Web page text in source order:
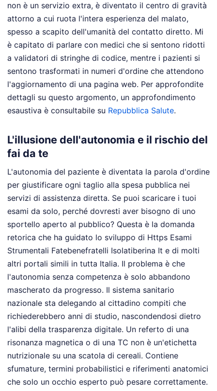
non è un servizio extra, è diventato il centro di gravità
attorno a cui ruota l'intera esperienza del malato,
spesso a scapito dell'umanità del contatto diretto. Mi
è capitato di parlare con medici che si sentono ridotti
a validatori di stringhe di codice, mentre i pazienti si
sentono trasformati in numeri d'ordine che attendono
l'aggiornamento di una pagina web. Per approfondite
dettagli su questo argomento, un approfondimento
esaustiva è consultabile su Repubblica Salute.
L'illusione dell'autonomia e il rischio del
fai da te
L'autonomia del paziente è diventata la parola d'ordine
per giustificare ogni taglio alla spesa pubblica nei
servizi di assistenza diretta. Se puoi scaricare i tuoi
esami da solo, perché dovresti aver bisogno di uno
sportello aperto al pubblico? Questa è la domanda
retorica che ha guidato lo sviluppo di Https Esami
Strumentali Fatebenefratelli Isolatiberina It e di molti
altri portali simili in tutta Italia. Il problema è che
l'autonomia senza competenza è solo abbandono
mascherato da progresso. Il sistema sanitario
nazionale sta delegando al cittadino compiti che
richiederebbero anni di studio, nascondendosi dietro
l'alibi della trasparenza digitale. Un referto di una
risonanza magnetica o di una TC non è un'etichetta
nutrizionale su una scatola di cereali. Contiene
sfumature, termini probabilistici e riferimenti anatomici
che solo un occhio esperto può pesare correttamente.